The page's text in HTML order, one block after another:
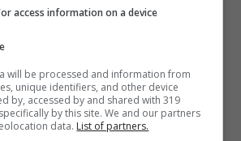
a 2050€ sport e casino
100% fino a 2.000€ in Bonus
50% del primo deposito fino a 50€
2050€
VERIFICA
access information on a device
will be processed and information from
unique identifiers, and other device
by, accessed by and shared with 319
by this site. We and our partners
data. List of partners.